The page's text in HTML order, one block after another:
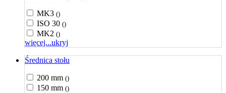
MK3 ()
ISO 30 ()
MK2 ()
więcej...ukryj
Średnica stołu
200 mm ()
150 mm ()